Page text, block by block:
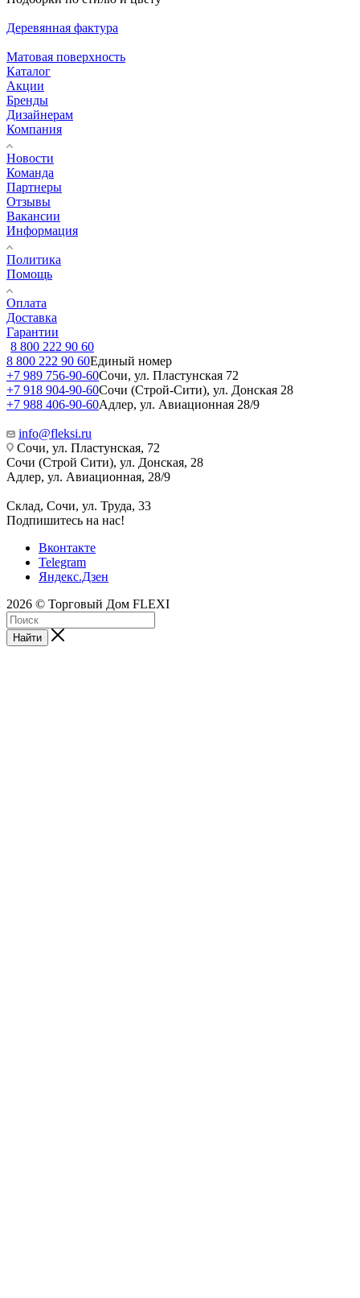
Деревянная фактура
Матовая поверхность
Каталог
Акции
Бренды
Дизайнерам
Компания
Новости
Команда
Партнеры
Отзывы
Вакансии
Информация
Политика
Помощь
Оплата
Доставка
Гарантии
8 800 222 90 60
8 800 222 90 60Единый номер
+7 989 756-90-60Сочи, ул. Пластунская 72
+7 918 904-90-60Сочи (Строй-Сити), ул. Донская 28
+7 988 406-90-60Адлер, ул. Авиационная 28/9
info@fleksi.ru
Сочи, ул. Пластунская, 72
Сочи (Строй Сити), ул. Донская, 28
Адлер, ул. Авиационная, 28/9
Склад, Сочи, ул. Труда, 33
Подпишитесь на нас!
Вконтакте
Telegram
Яндекс.Дзен
2026 © Торговый Дом FLEXI
Найти